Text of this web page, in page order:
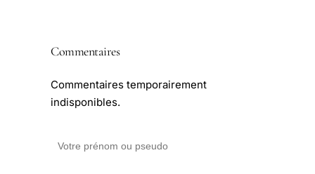
Commentaires
Commentaires temporairement
indisponibles.